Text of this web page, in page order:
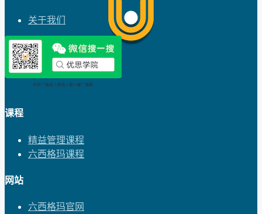
关于我们
课程
精益管理课程
六西格玛课程
网站
六西格玛官网